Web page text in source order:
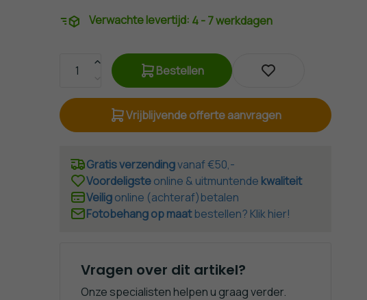
Verwachte levertijd: 4 - 7 werkdagen
Bestellen
Vrijblijvende offerte aanvragen
Gratis verzendingvanaf €50,-
Voordeligsteonline & uitmuntende kwaliteit
Veiligonline (achteraf)betalen
Fotobehang op maatbestellen? Klik hier!
Vragen over dit artikel?
Onze specialisten helpen u graag verder.